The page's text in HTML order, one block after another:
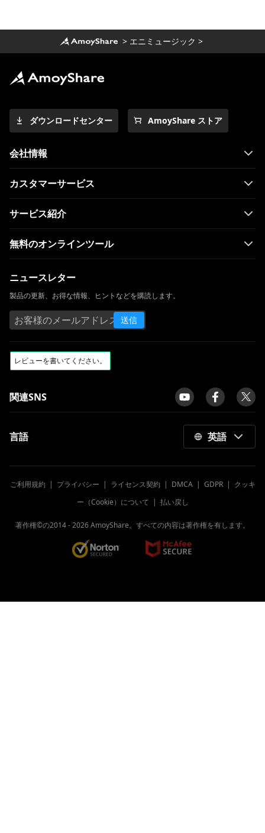
> エニミュージック >
ダウンロードセンター AmoyShare ストア
会社情報
カスタマーサービス
サービス紹介
無料のオンラインツール
ニュースレター
製品の更新、お得な情報、ヒントなどを購読します。
送信
関連SNS
言語 英語
ご利用規約 | プライバシー | ライセンス契約 | DMCA| GDPR| クッキ
ー（Cookie）について | 払い戻し
著作権©の2014 -2026AmoyShare。すべての内容は著作権を有します。